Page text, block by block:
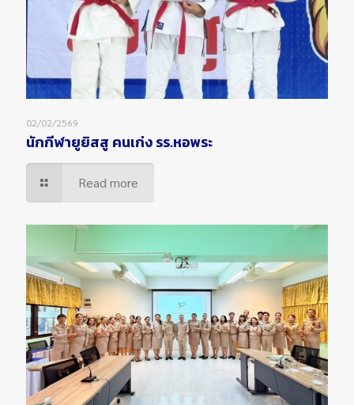
02/02/2569
นักกีฬายูยิสสู คนเก่ง รร.หอพระ
Read more